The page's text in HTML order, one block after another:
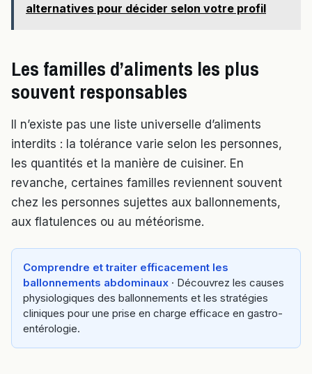
alternatives pour décider selon votre profil
Les familles d’aliments les plus
souvent responsables
Il n’existe pas une liste universelle d’aliments
interdits : la tolérance varie selon les personnes,
les quantités et la manière de cuisiner. En
revanche, certaines familles reviennent souvent
chez les personnes sujettes aux ballonnements,
aux flatulences ou au météorisme.
Comprendre et traiter efficacement les
ballonnements abdominaux · Découvrez les causes
physiologiques des ballonnements et les stratégies
cliniques pour une prise en charge efficace en gastro-
entérologie.